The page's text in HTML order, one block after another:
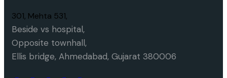
301, Mehta 531,
Beside vs hospital,
Opposite townhall,
Ellis bridge, Ahmedabad, Gujarat 380006